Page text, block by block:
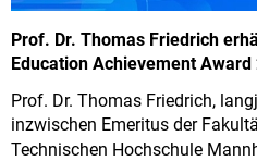
Prof. Dr. Thomas Friedrich
Education Achievement Award
Prof. Dr. Thomas Friedrich,
inzwischen Emeritus der
Technischen Hochschule